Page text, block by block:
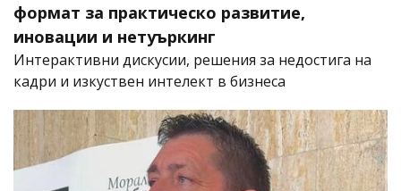
формат за практическо развитие,
иновации и нетуъркинг
Интерактивни дискусии, решения за недостига на
кадри и изкуствен интелект в бизнеса